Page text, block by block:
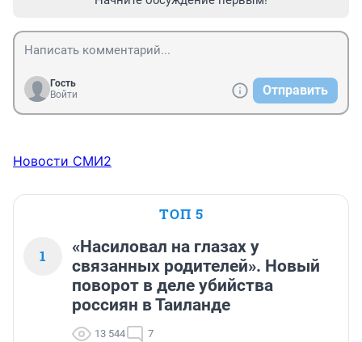
Гость
Войти
Отправить
Новости СМИ2
ТОП 5
1
«Насиловал на глазах у
связанных родителей». Новый
поворот в деле убийства
россиян в Таиланде
13 544 7